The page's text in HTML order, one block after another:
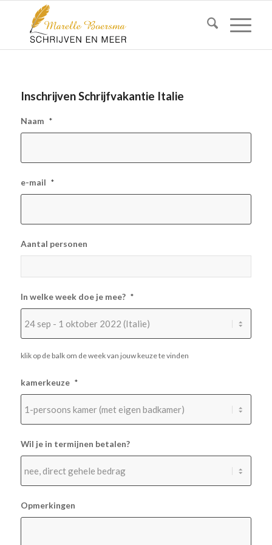
Inschrijven Schrijfvakantie Italie
Naam *
e-mail *
Aantal personen
In welke week doe je mee? *
klik op de balk om de week van jouw keuze te vinden
kamerkeuze *
Wil je in termijnen betalen?
Opmerkingen